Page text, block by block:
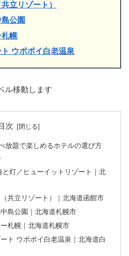
立リゾート）
公園
幌
ウポポイ白老温泉
ル移動します
次
放題で楽しめるホテルの選び方
と灯／ヒューイットリゾート｜北
共立リゾート）｜北海道函館市
島公園｜北海道札幌市
札幌｜北海道札幌市
ト ウポポイ白老温泉｜北海道白